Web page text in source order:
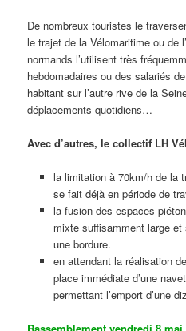
De nombreux touristes le
le trajet de la Vélomaritime ou de
normands l’utilisent très
hebdomadaires ou des salariés
habitant sur l’autre rive de la
déplacements quotidiens…
Avec d’autres, le collectif LH
la limitation à 70km/h de la
se fait déjà en période de
la fusion des espaces
mixte suffisamment large
une bordure.
en attendant la réalisation
place immédiate d’une
permettant l’emport d’une